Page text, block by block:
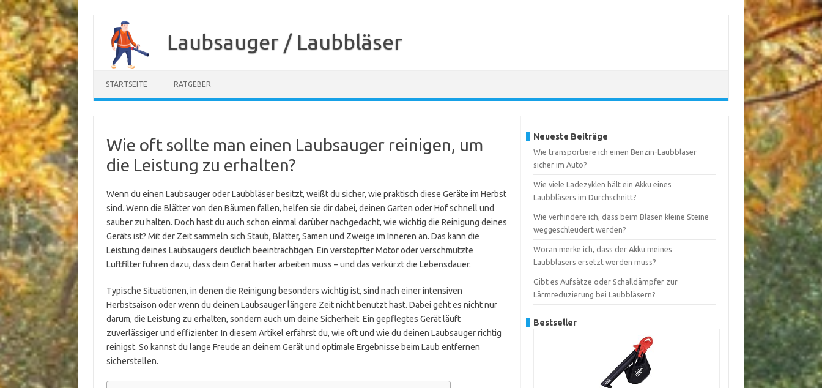
springen
Laubsauger / Laubbläser
STARTSEITE RATGEBER
Wie oft sollte man einen Laubsauger reinigen, um
die Leistung zu erhalten?
Wenn du einen Laubsauger oder Laubbläser besitzt, weißt du sicher, wie praktisch diese Geräte im Herbst
sind. Wenn die Blätter von den Bäumen fallen, helfen sie dir dabei, deinen Garten oder Hof schnell und
sauber zu halten. Doch hast du auch schon einmal darüber nachgedacht, wie wichtig die Reinigung deines
Geräts ist? Mit der Zeit sammeln sich Staub, Blätter, Samen und Zweige im Inneren an. Das kann die
Leistung deines Laubsaugers deutlich beeinträchtigen. Ein verstopfter Motor oder verschmutzte
Luftfilter führen dazu, dass dein Gerät härter arbeiten muss – und das verkürzt die Lebensdauer.
Typische Situationen, in denen die Reinigung besonders wichtig ist, sind nach einer intensiven
Herbstsaison oder wenn du deinen Laubsauger längere Zeit nicht benutzt hast. Dabei geht es nicht nur
darum, die Leistung zu erhalten, sondern auch um deine Sicherheit. Ein gepflegtes Gerät läuft
zuverlässiger und effizienter. In diesem Artikel erfährst du, wie oft und wie du deinen Laubsauger richtig
reinigst. So kannst du lange Freude an deinem Gerät und optimale Ergebnisse beim Laub entfernen
sicherstellen.
Neueste Beiträge
Wie transportiere ich einen Benzin-Laubbläser
sicher im Auto?
Wie viele Ladezyklen hält ein Akku eines
Laubbläsers im Durchschnitt?
Wie verhindere ich, dass beim Blasen kleine Steine
weggeschleudert werden?
Woran merke ich, dass der Akku meines
Laubbläsers ersetzt werden muss?
Gibt es Aufsätze oder Schalldämpfer zur
Lärmreduzierung bei Laubbläsern?
Bestseller